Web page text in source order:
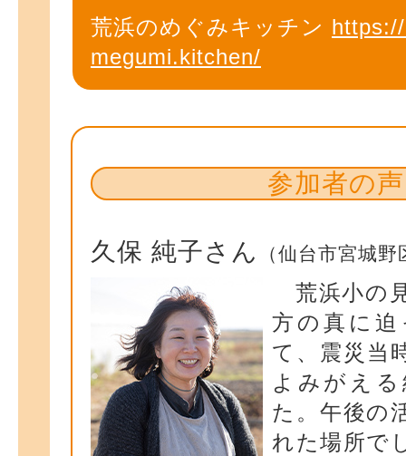
荒浜のめぐみキッチン
megumi.kitchen/
参加者の声
久保 純子さん （仙台市宮城野
荒浜小の
方の真に
て、震災当
よみがえ
た。午後の
れた場所で